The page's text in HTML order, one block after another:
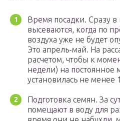
Время посадки. Сразу в
высеваются, когда по
воздуха уже не будет
Это апрель-май. На
расчетом, чтобы к
недели) на постоянное
установилась не менее
Подготовка семян. За
помещают в воду для